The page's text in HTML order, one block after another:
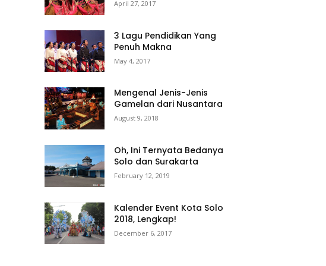
April 27, 2017
3 Lagu Pendidikan Yang
Penuh Makna
May 4, 2017
Mengenal Jenis-Jenis
Gamelan dari Nusantara
August 9, 2018
Oh, Ini Ternyata Bedanya
Solo dan Surakarta
February 12, 2019
Kalender Event Kota Solo
2018, Lengkap!
December 6, 2017